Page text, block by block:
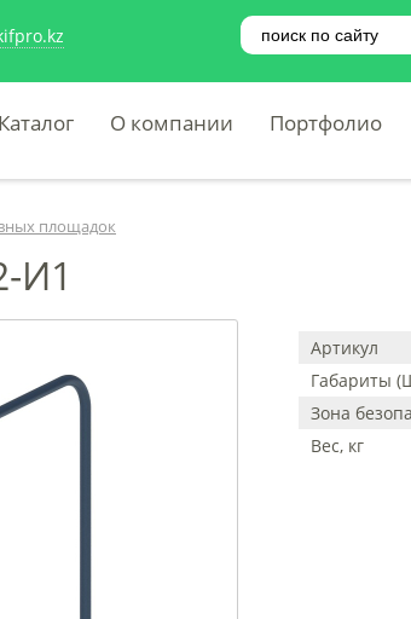
Каталог О компании Портфолио
площадок
И1
Артикул
Габариты
Зона
Вес, кг